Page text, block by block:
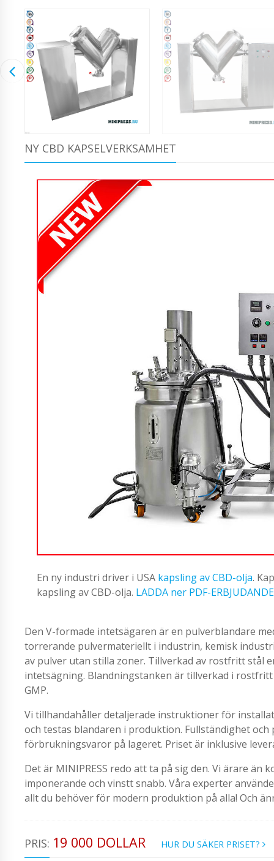
NY CBD KAPSELVERKSAMHET
En ny industri driver i USA kapsling av CBD-olja.
kapsling av CBD-olja. LADDA ner PDF-
Den V-formade intetsägaren är en pulverblandare
torrerande pulvermateriellt i industrin, kemisk
av pulver utan stilla zoner. Tillverkad av rostfritt stål
intetsägning. Blandningstanken är tillverkad i
GMP.
Vi tillhandahåller detaljerade instruktioner för
och testas blandaren i produktion. Fullständighet
förbrukningsvaror på lageret. Priset är inklusive
Det är MINIPRESS redo att ta på sig den. Vi ärare
imponerande och vinstt snabb. Våra experter
allt du behöver för modern produktion på alla! Och
PRIS: 19 000 DOLLAR HUR DU SÄKER PRISET?